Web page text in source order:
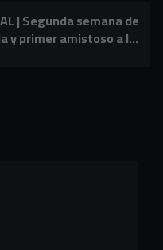
| Segunda semana de
y primer amistoso a la